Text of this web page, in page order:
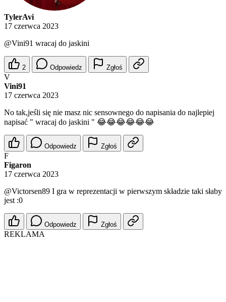
TylerAvi
17 czerwca 2023
@Vini91 wracaj do jaskini
2 Odpowiedz Zgłoś
V
Vini91
17 czerwca 2023
No tak,jeśli się nie masz nic sensownego do napisania do najlepiej
napisać " wracaj do jaskini " 😂😂😂😂😂😂
Odpowiedz Zgłoś
F
Figaron
17 czerwca 2023
@Victorsen89 I gra w reprezentacji w pierwszym składzie taki słaby
jest :0
Odpowiedz Zgłoś
REKLAMA